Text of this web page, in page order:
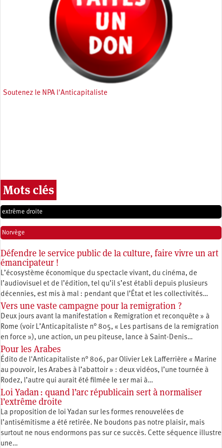
Soutenez le NPA l'Anticapitaliste
Mots clés
extrême droite
Norvège
Défendre le service public de la culture, faire vivre un art
émancipateur !
L’écosystème économique du spectacle vivant, du cinéma, de
l’audiovisuel et de l’édition, tel qu’il s’est établi depuis plusieurs
décennies, est mis à mal : pendant que l’État et les collectivités…
Vers une vaste campagne pour la remigration ?
Deux jours avant la manifestation « Remigration et reconquête » à
Rome (voir L’Anticapitaliste n° 805, « Les partisans de la remigration
en force »), une action, un peu piteuse, lance à Saint-Denis…
Pour les Arabes
Édito de l'Anticapitaliste n° 806, par Olivier Lek Lafferrière « Marine
au pouvoir, les Arabes à l’abattoir » : deux vidéos, l’une tournée à
Rodez, l’autre qui aurait été filmée le 1er mai à…
Loi Yadan : quand l’arc républicain sert à normaliser
l’extrême droite
La proposition de loi Yadan sur les formes renouvelées de
l’antisémitisme a été retirée. Ne boudons pas notre plaisir, mais
surtout ne nous endormons pas sur ce succès. Cette séquence illustre
une…